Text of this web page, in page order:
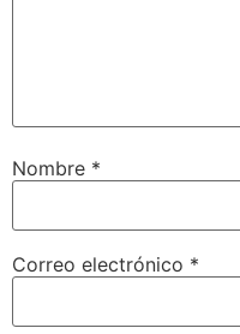
Nombre *
Correo electrónico *